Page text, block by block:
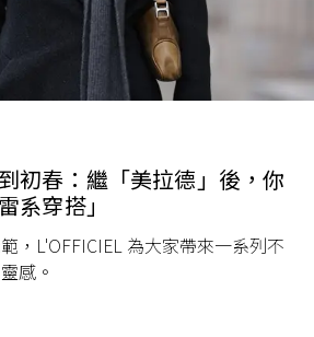
初春：繼「美拉德」後，你
系穿搭」
，L'OFFICIEL 為大家帶來一系列不
感。